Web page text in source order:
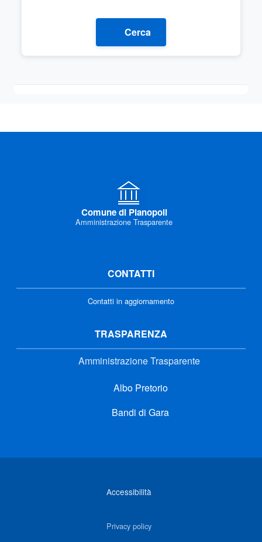
Cerca
Comune di Pianopoli
Amministrazione Trasparente
CONTATTI
Contatti in aggiornamento
TRASPARENZA
Amministrazione Trasparente
Albo Pretorio
Bandi di Gara
Accessibilità
Privacy policy